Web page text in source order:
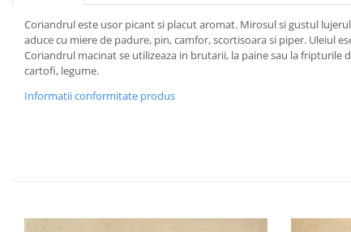
Coriandrul este usor picant si placut aromat. Mirosul si gustul
aduce cu miere de padure, pin, camfor, scortisoara si piper. Uleiul
Coriandrul macinat se utilizeaza in brutarii, la paine sau la fripturile
cartofi, legume.
Informatii conformitate produs